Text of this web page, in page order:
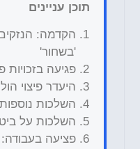
תוכן עניינים
הקדמה: הנזקים
'בשחור'
פגיעה בזכויות
היעדר פיצוי הולם
השלכות נוספות על
השלכות על ביטוח
פציעה בעבודה: